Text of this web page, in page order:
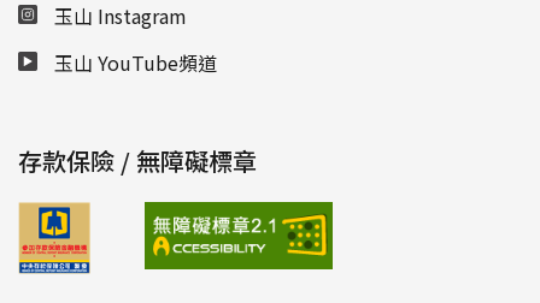
玉山 Instagram
玉山 YouTube頻道
存款保險 / 無障礙標章